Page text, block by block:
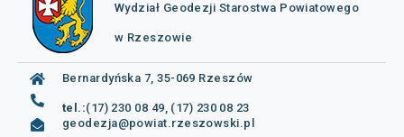
Wydział Geodezji Starostwa Powiatowego
w Rzeszowie
Bernardyńska 7, 35-069 Rzeszów
tel.:(17) 230 08 49, (17) 230 08 23
geodezja@powiat.rzeszowski.pl